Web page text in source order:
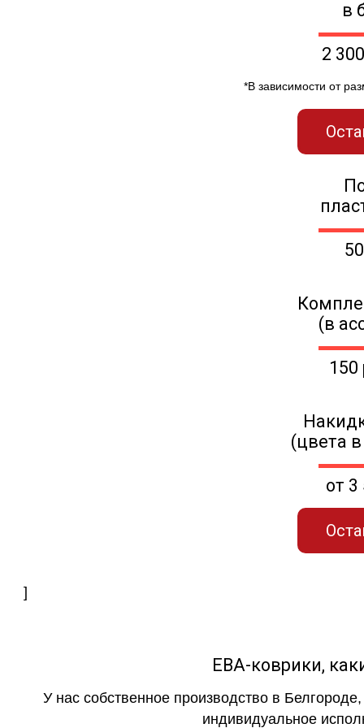
в
2
*В зависимости от
(в
(цвета
от 3
]
ЕВА-коврики,
У нас собственное производство в
индивидуальное